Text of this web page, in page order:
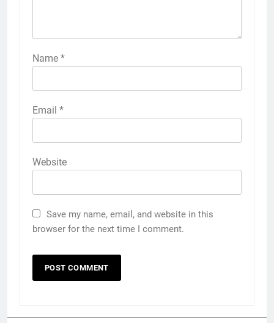
Name *
Email *
Website
Save my name, email, and website in this
browser for the next time I comment.